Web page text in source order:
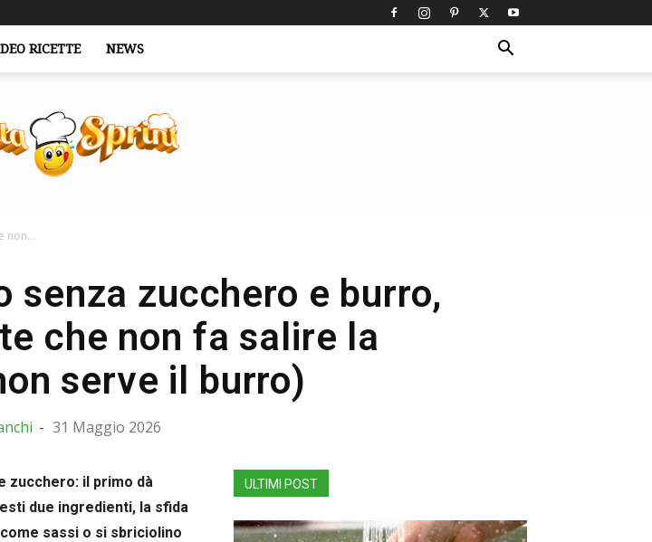
RICETTE NEWS
non...
zucchero e burro,
che non fa salire la
serve il burro)
- 31 Maggio 2026
zucchero: il primo dà
due ingredienti, la sfida
sassi o si sbriciolino
ULTIMI POST